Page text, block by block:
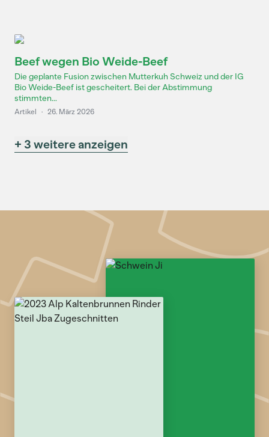
Beef wegen Bio Weide-Beef
Die geplante Fusion zwischen Mutterkuh Schweiz und der IG
Bio Weide-Beef ist gescheitert. Bei der Abstimmung
stimmten...
Artikel · 26. März 2026
+ 3 weitere anzeigen